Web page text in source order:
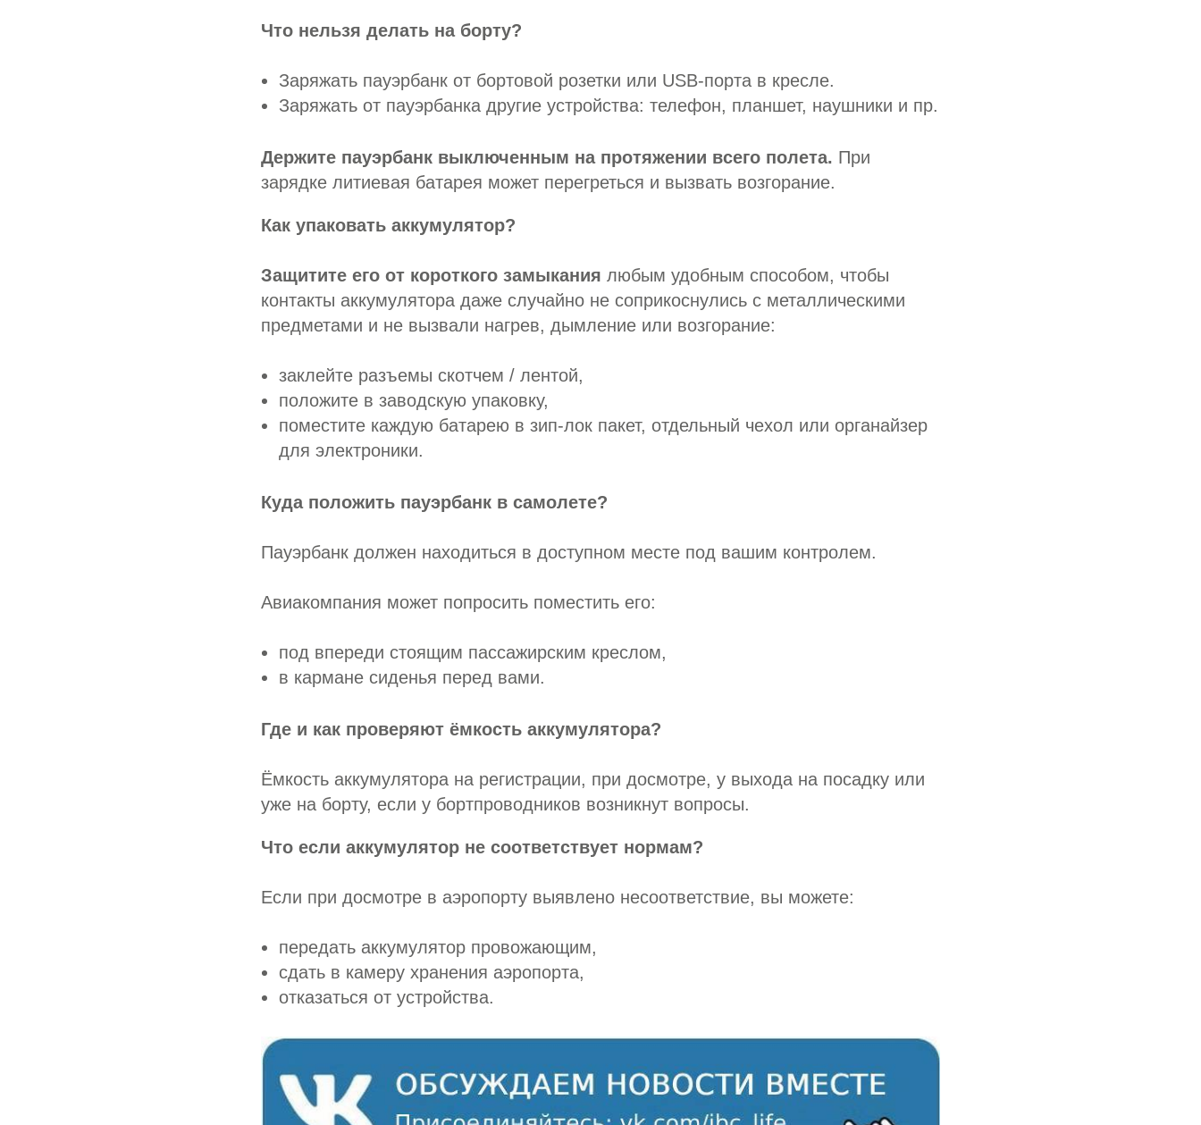
Что нельзя делать на борту?
Заряжать пауэрбанк от бортовой розетки или USB-порта в кресле.
Заряжать от пауэрбанка другие устройства: телефон, планшет, наушники и пр.
Держите пауэрбанк выключенным на протяжении всего полета. При
зарядке литиевая батарея может перегреться и вызвать возгорание.
Как упаковать аккумулятор?
Защитите его от короткого замыкания любым удобным способом, чтобы
контакты аккумулятора даже случайно не соприкоснулись с металлическими
предметами и не вызвали нагрев, дымление или возгорание:
заклейте разъемы скотчем / лентой,
положите в заводскую упаковку,
поместите каждую батарею в зип-лок пакет, отдельный чехол или органайзер
для электроники.
Куда положить пауэрбанк в самолете?
Пауэрбанк должен находиться в доступном месте под вашим контролем.
Авиакомпания может попросить поместить его:
под впереди стоящим пассажирским креслом,
в кармане сиденья перед вами.
Где и как проверяют ёмкость аккумулятора?
Ёмкость аккумулятора на регистрации, при досмотре, у выхода на посадку или
уже на борту, если у бортпроводников возникнут вопросы.
Что если аккумулятор не соответствует нормам?
Если при досмотре в аэропорту выявлено несоответствие, вы можете:
передать аккумулятор провожающим,
сдать в камеру хранения аэропорта,
отказаться от устройства.